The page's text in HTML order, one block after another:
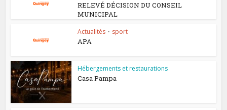
RELEVÉ DÉCISION DU CONSEIL
MUNICIPAL
Actualités • sport
APA
Hébergements et restaurations
Casa Pampa